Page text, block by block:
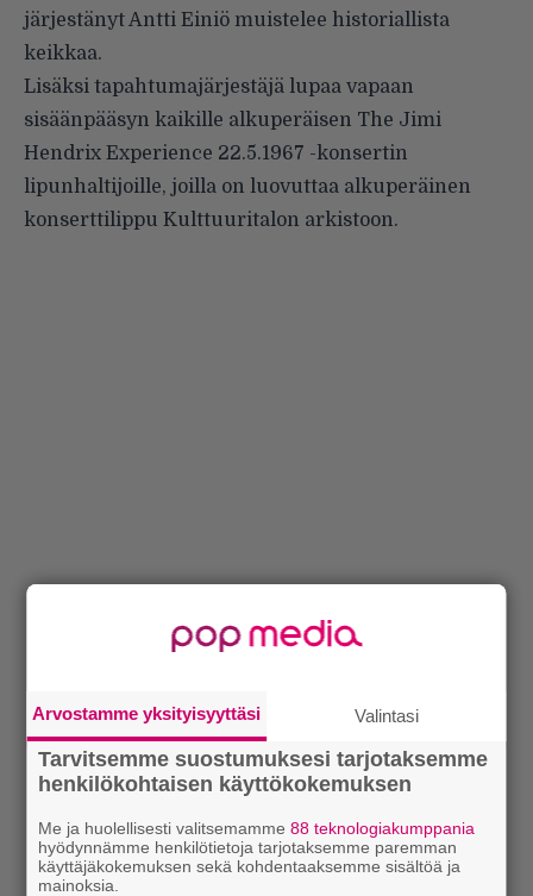
järjestänyt Antti Einiö muistelee historiallista
keikkaa.
Lisäksi tapahtumajärjestäjä lupaa vapaan
sisäänpääsyn kaikille alkuperäisen The Jimi
Hendrix Experience 22.5.1967 -konsertin
lipunhaltijoille, joilla on luovuttaa alkuperäinen
konserttilippu Kulttuuritalon arkistoon.
Tilaa Soundin uutiskirje ja tiedät mistä
kahvitauolla puhutaan! Nappaa ajankohtaiset musiikin
uutiset ja puheenaiheet suoraan sähköpostiin tästä.
Arvostamme yksityisyyttäsi Valintasi
Tarvitsemme suostumuksesi tarjotaksemme
henkilökohtaisen käyttökokemuksen
Me ja huolellisesti valitsemamme88 teknologiakumppania
hyödynnämme henkilötietoja tarjotaksemme paremman
käyttäjäkokemuksen sekä kohdentaaksemme sisältöä ja
mainoksia.